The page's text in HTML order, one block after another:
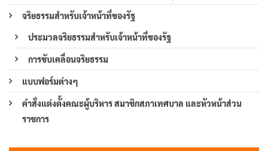
จริยธรรมสำหรับเจ้าหน้าที่ของรัฐ
ประมวลจริยธรรมสำหรับเจ้าหน้าที่ของรัฐ
การขับเคลื่อนจริยธรรม
แบบฟอร์มต่างๆ
คำสั่งแต่งตั้งคณะผู้บริหาร สมาชิกสภาเทศบาล และหัวหน้าส่วน
ราชการ